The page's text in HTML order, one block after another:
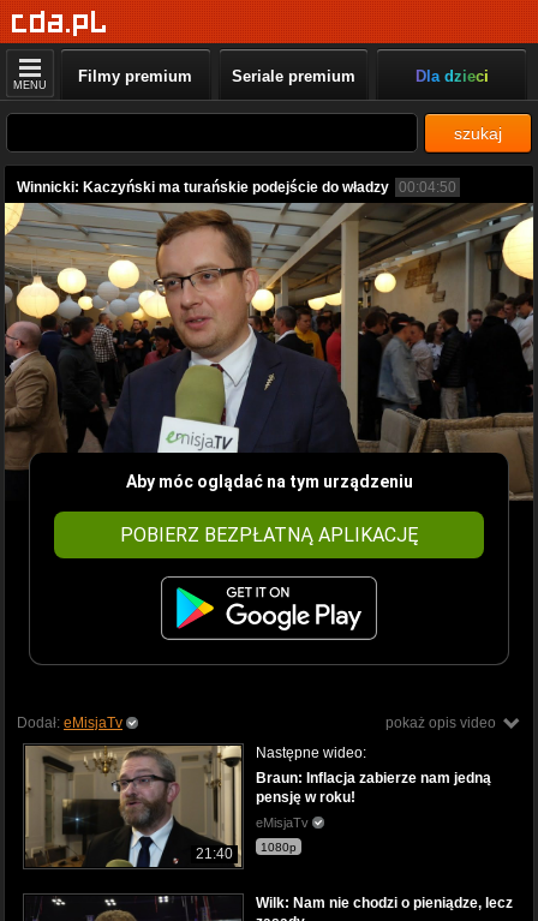
MENU Filmy premium Seriale premium Dla dzieci
szukaj
Winnicki: Kaczyński ma turańskie podejście do władzy 00:04:50
Aby móc oglądać na tym urządzeniu
POBIERZ BEZPŁATNĄ APLIKACJĘ
pokaż opis video
Dodał: eMisjaTv
21:40
Następne wideo:
Braun: Inflacja zabierze nam jedną
pensję w roku!
eMisjaTv
1080p
Wilk: Nam nie chodzi o pieniądze, lecz